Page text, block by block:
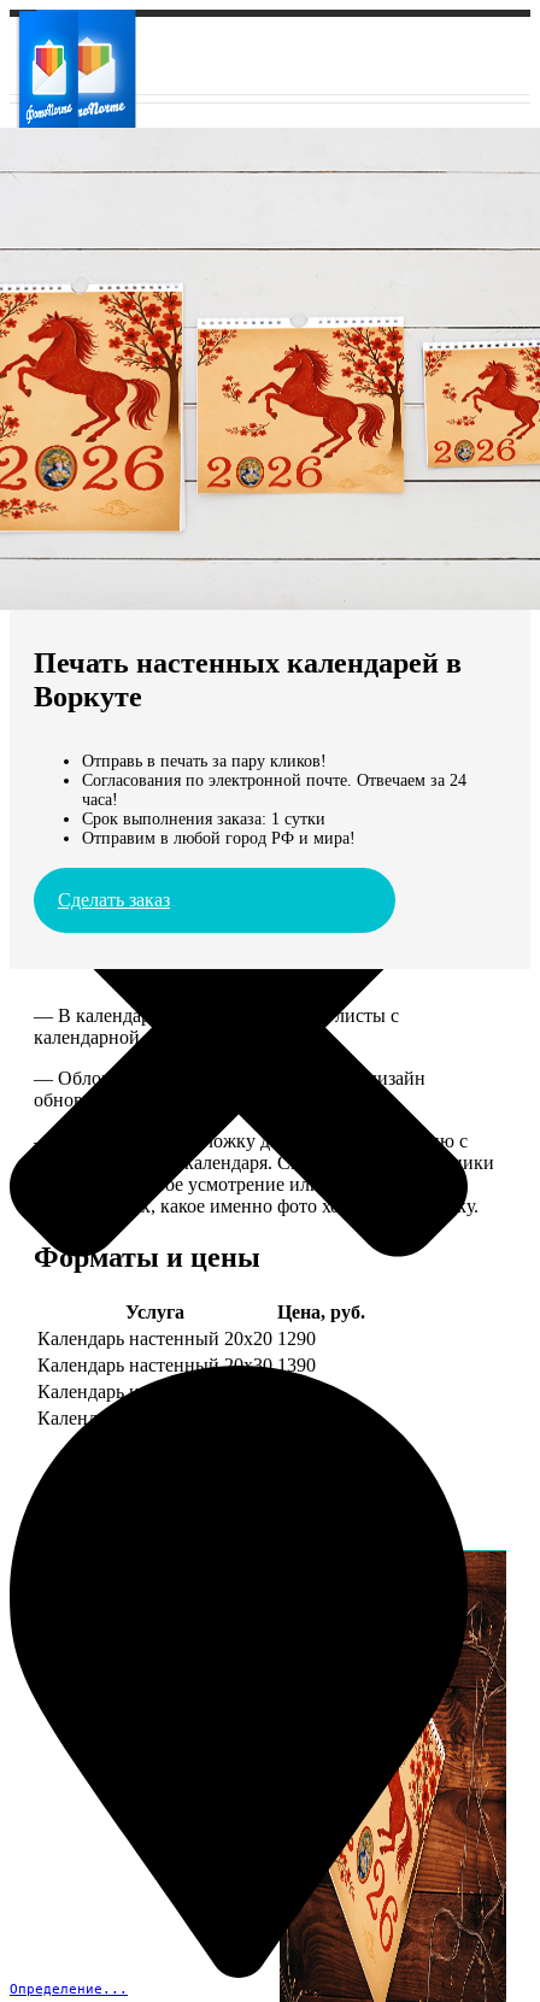
Ваш регион доставки
Выберите из списка:
Мы доставляем по всему миру
Продолжить без города
Определение...
Печать настенных календарей в
Воркуте
Отправь в печать за пару кликов!
Согласования по электронной почте. Отвечаем за 24
часа!
Срок выполнения заказа: 1 сутки
Отправим в любой город РФ и мира!
Сделать заказ
— В календаре 13 листов: обложка+листы с
календарной сеткой.
— Обложка для календаря стандартная, дизайн
обновляем каждый год.
— В кружочек на обложку добавляем фотографию с
одной из страниц календаря. Снимок наши сотрудники
выбирают на свое усмотрение или пишите в
комментариях, какое именно фото хотите на обложку.
Форматы и цены
Услуга
Цена, руб.
Календарь настенный 20х20 1290
Календарь настенный 20х30 1390
Календарь настенный 30х30
Календарь настенный 30х40